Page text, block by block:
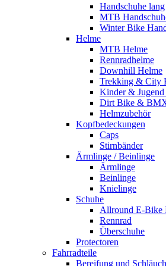
Handschuhe lang
MTB
Winter Bike
Helme
MTB Helme
Rennradhelme
Downhill Helme
Trekking & City
Kinder &
Dirt Bike &
Helmzubehör
Kopfbedeckungen
Caps
Stirnbänder
Ärmlinge / Beinlinge
Ärmlinge
Beinlinge
Knielinge
Schuhe
Allround E-Bike
Rennrad
Überschuhe
Protectoren
Fahrradteile
Bereifung und